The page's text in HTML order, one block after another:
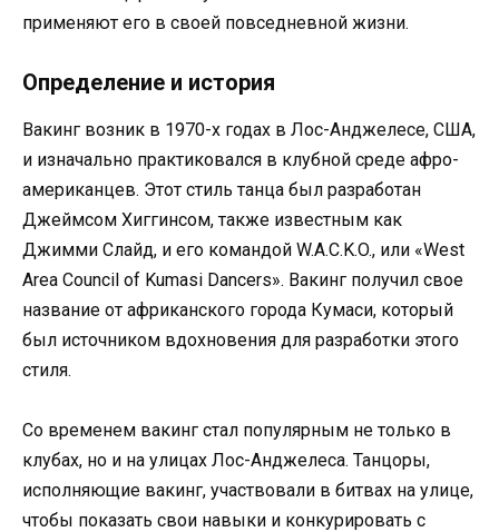
применяют его в своей повседневной жизни.
Определение и история
Вакинг возник в 1970-х годах в Лос-Анджелесе, США,
и изначально практиковался в клубной среде афро-
американцев. Этот стиль танца был разработан
Джеймсом Хиггинсом, также известным как
Джимми Слайд, и его командой W.A.C.K.O., или «West
Area Council of Kumasi Dancers». Вакинг получил свое
название от африканского города Кумаси, который
был источником вдохновения для разработки этого
стиля.
Со временем вакинг стал популярным не только в
клубах, но и на улицах Лос-Анджелеса. Танцоры,
исполняющие вакинг, участвовали в битвах на улице,
чтобы показать свои навыки и конкурировать с